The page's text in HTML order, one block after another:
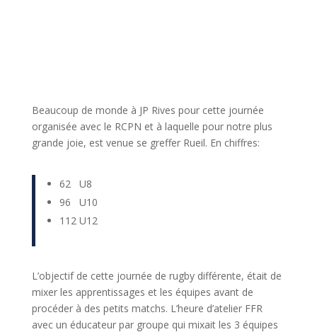
Beaucoup de monde à JP Rives pour cette journée
organisée avec le RCPN et à laquelle pour notre plus
grande joie, est venue se greffer Rueil. En chiffres:
62 U8
96 U10
112 U12
L’objectif de cette journée de rugby différente, était de
mixer les apprentissages et les équipes avant de
procéder à des petits matchs. L’heure d’atelier FFR
avec un éducateur par groupe qui mixait les 3 équipes